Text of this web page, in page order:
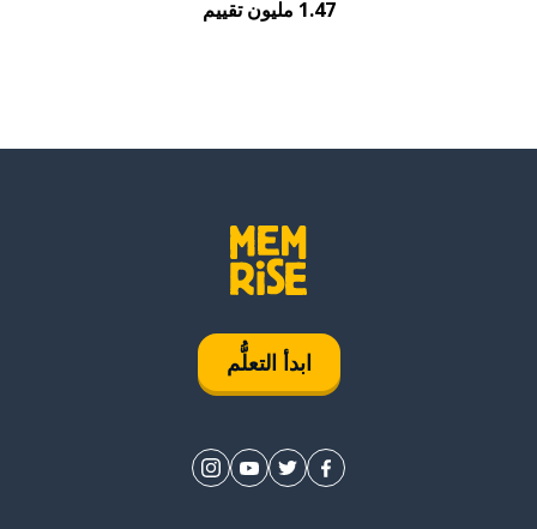
1.47 مليون تقييم
ابدأ التعلُّم